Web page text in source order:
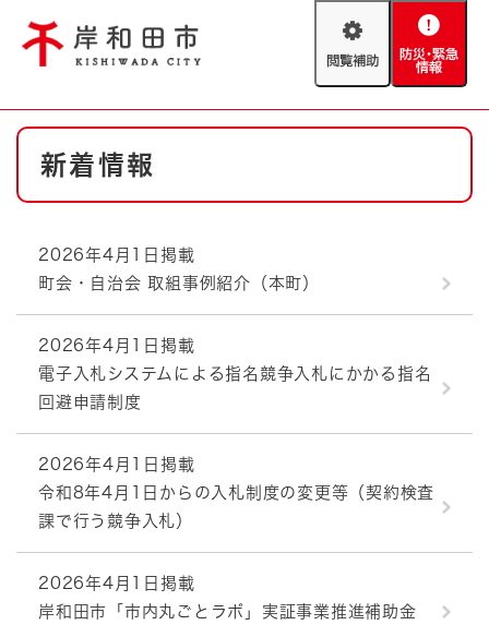
閲
助
防
緊
やさしい日本語
文字サイズ 標準 拡大
背景色変更 白 黒 青
防災・緊急情報
ハザードマップ AED設置箇所
とじる
本
新着情報
2026年4月1日掲載
町会・自治会 取組事例紹介（本町）
2026年4月1日掲載
電子入札システムによる指名競争入札にかかる指名
回避申請制度
2026年4月1日掲載
令和8年4月1日からの入札制度の変更等（契約検査
課で行う競争入札）
2026年4月1日掲載
岸和田市「市内丸ごとラボ」実証事業推進補助金